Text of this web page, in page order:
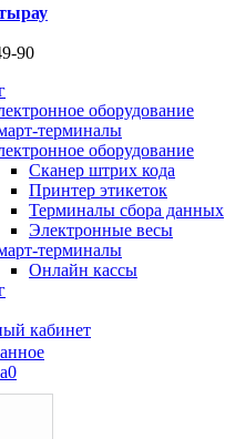
90
оборудование
терминалы
оборудование
Сканер штрих кода
Принтер этикеток
Терминалы сбора данных
Электронные весы
терминалы
Онлайн кассы
кабинет
0